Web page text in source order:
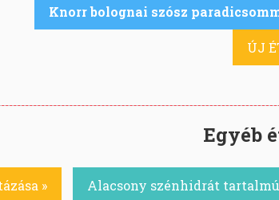
Knorr bolognai szósz
ÚJ
Egyéb
» Alacsony szénhidrát